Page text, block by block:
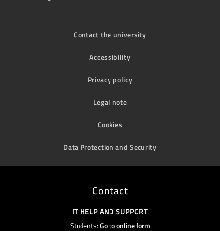
Contact the university
Accessibility
Privacy policy
Legal note
Cookies
Data Protection and Security
Contact
IT HELP AND SUPPORT
Students:Go to online form